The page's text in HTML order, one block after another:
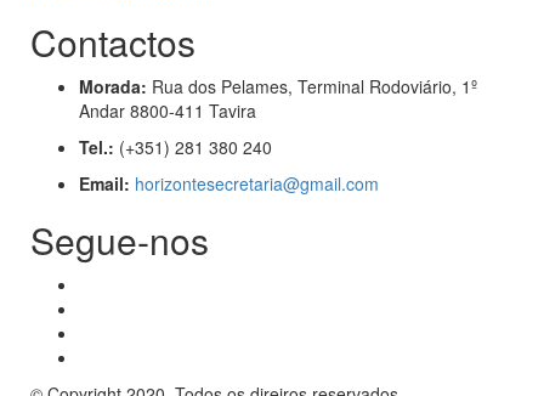
Contactos
Morada: Rua dos Pelames, Terminal Rodoviário, 1º
Andar 8800-411 Tavira
Tel.: (+351) 281 380 240
Email: horizontesecretaria@gmail.com
Segue-nos